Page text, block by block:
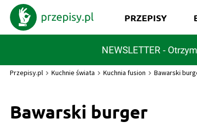
NEWSLETTER -
PRZEPISY
Przepisy.pl Kuchnie świata Kuchnia fusion Bawarski
Bawarski burger